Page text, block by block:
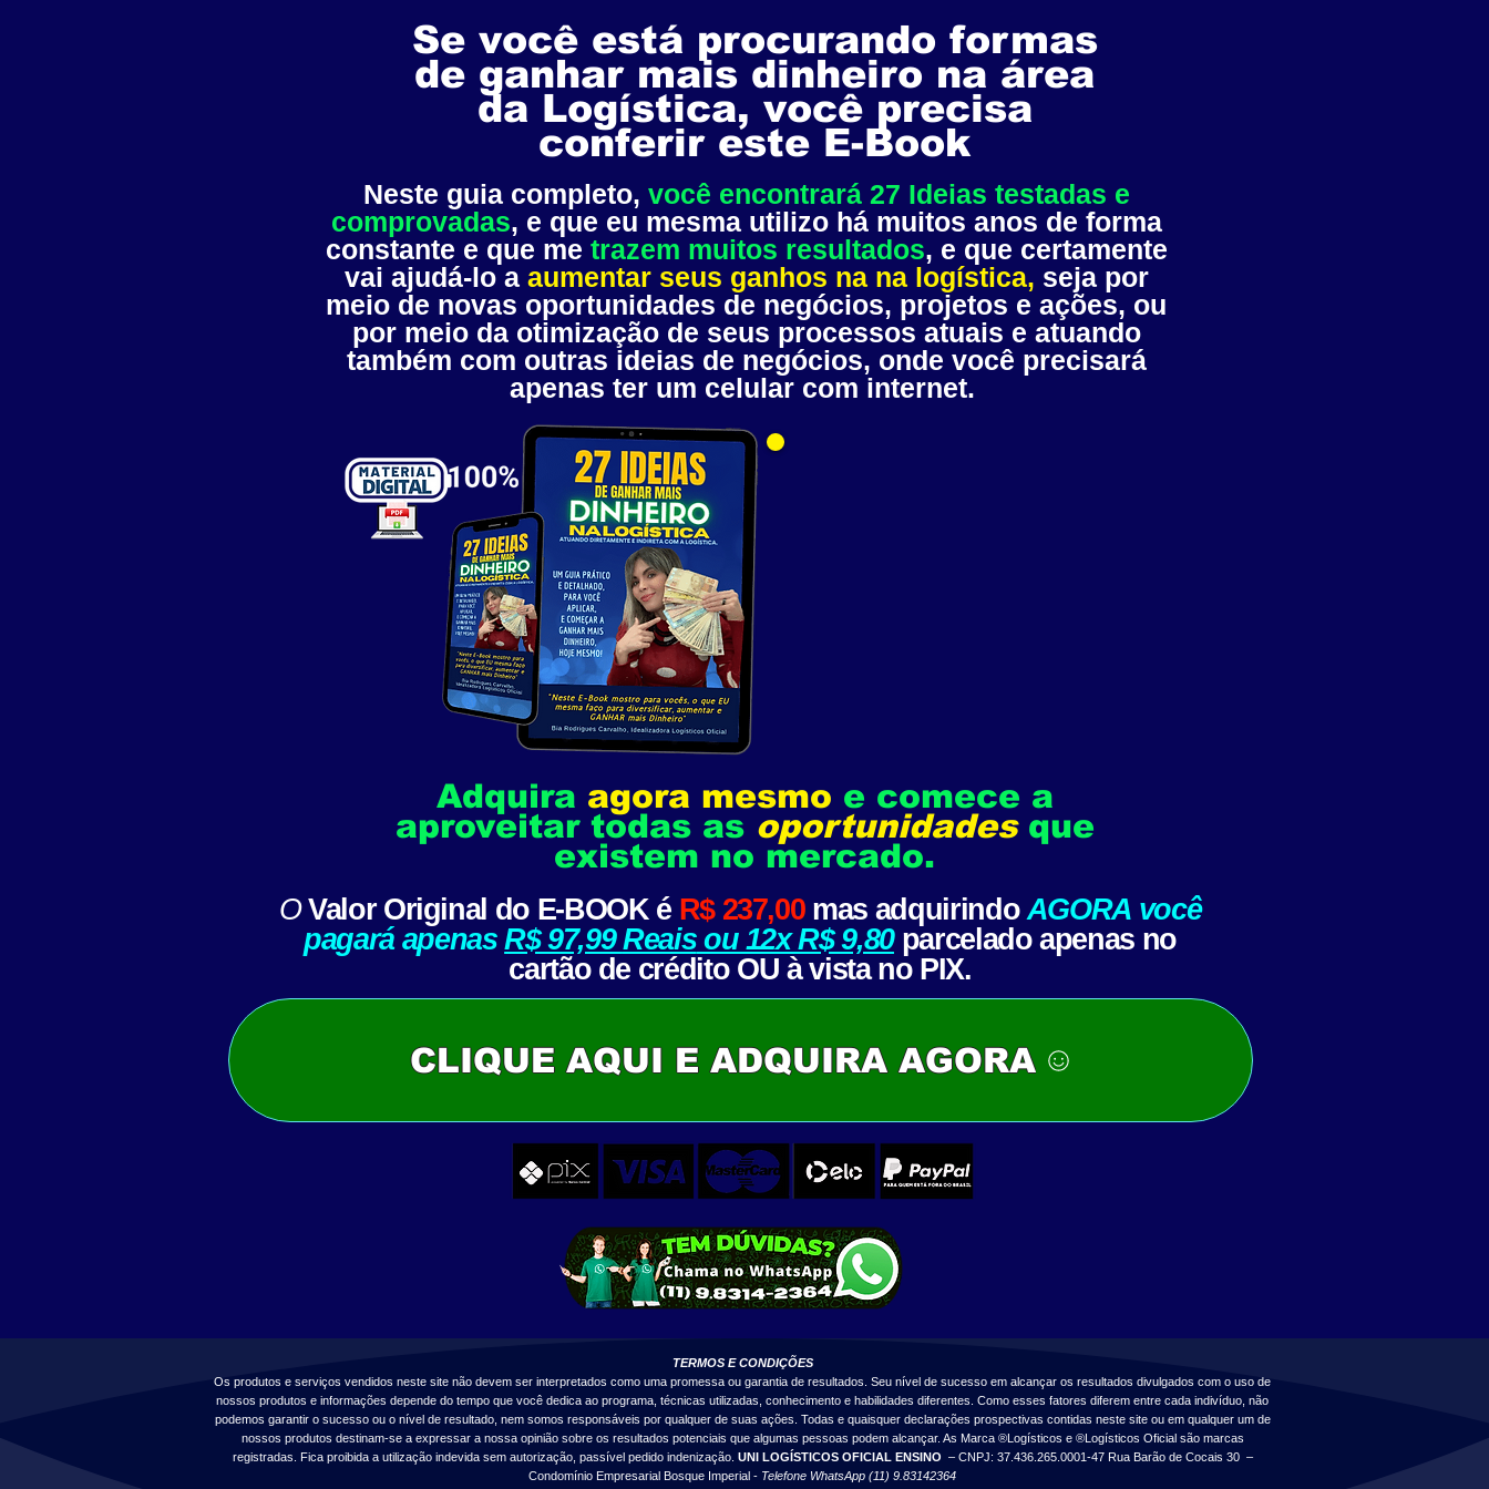
Se você está procurando formas
de ganhar mais dinheiro na área
da Logística, você precisa
conferir este E-Book
Neste guia completo, você encontrará 27 Ideias testadas e
comprovadas, e que eu mesma utilizo há muitos anos de forma
constante e que me trazem muitos resultados, e que certamente
vai ajudá-lo a aumentar seus ganhos na na logística, seja por
meio de novas oportunidades de negócios, projetos e ações, ou
por meio da otimização de seus processos atuais e atuando
também com outras ideias de negócios, onde você precisará
apenas ter um celular com internet.
Adquira agora mesmo e comece a
aproveitar todas as oportunidadesque
existem no mercado.
OValor Original do E-BOOK é R$ 237,00mas adquirindoAGORA você
pagará apenasR$ 97,99Reaisou 12x R$ 9,80 parcelado apenas no
cartão de crédito OU à vista no PIX.
CLIQUE AQUI E ADQUIRA AGORA
TERMOS E CONDIÇÕES
Os produtos e serviços vendidos neste site não devem ser interpretados como uma promessa ou garantia de resultados. Seu nível de sucesso em alcançar os resultados divulgados com o uso de
nossos produtos e informações depende do tempo que você dedica ao programa, técnicas utilizadas, conhecimento e habilidades diferentes. Como esses fatores diferem entre cada indivíduo, não
podemos garantir o sucesso ou o nível de resultado, nem somos responsáveis por qualquer de suas ações. Todas e quaisquer declarações prospectivas contidas neste site ou em qualquer um de
nossos produtos destinam-se a expressar a nossa opinião sobre os resultados potenciais que algumas pessoas podem alcançar. As Marca ®Logísticos e ®Logísticos Oficial são marcas
registradas. Fica proibida a utilização indevida sem autorização, passível pedido indenização. UNI LOGÍSTICOS OFICIAL ENSINO – CNPJ: 37.436.265.0001-47 Rua Barão de Cocais 30 –
Condomínio Empresarial Bosque Imperial - Telefone WhatsApp (11) 9.83142364